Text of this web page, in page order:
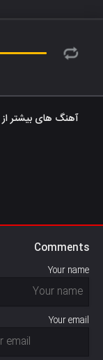
آهنگ های بیشتر از
Comments
Your name
Your email